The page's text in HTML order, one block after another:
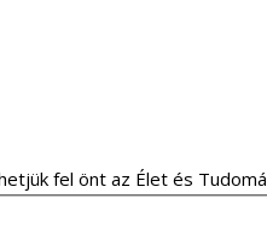
fel önt az Élet és